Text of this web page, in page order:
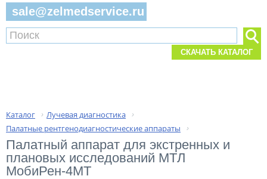
sale@zelmedservice.ru
СКАЧАТЬ КАТАЛОГ
Каталог › Лучевая диагностика ›
Палатные рентгенодиагностические аппараты ›
Палатный аппарат для экстренных и
плановых исследований МТЛ
МобиРен-4МТ